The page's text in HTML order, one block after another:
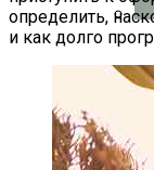
И
определить,
и как долго